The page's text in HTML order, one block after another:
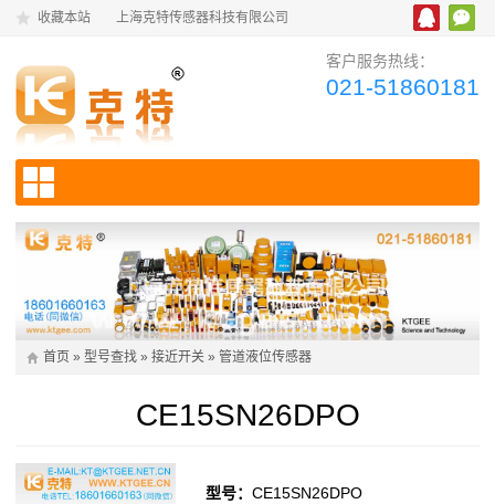
收藏本站 上海克特传感器科技有限公司
客户服务热线：
021-51860181
首页 » 型号查找 » 接近开关 » 管道液位传感器
CE15SN26DPO
型号：CE15SN26DPO